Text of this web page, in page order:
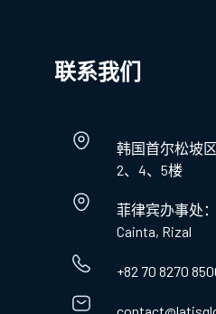
联系我们
韩国首尔松坡
2、4、5楼
菲律宾办事处
Cainta, Rizal
+82 70 8270